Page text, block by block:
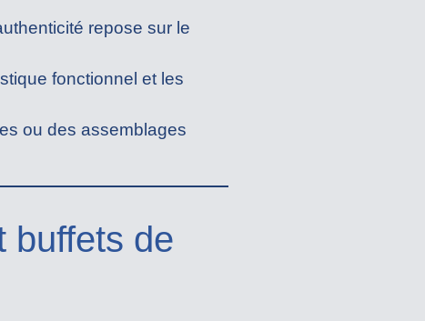
repose sur le
fonctionnel et les
ou des assemblages
buffets de